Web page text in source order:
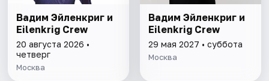
Вадим Эйленкриг и
Eilenkrig Crew
20 августа 2026 •
четверг
Москва
Вадим Эйленкриг и
Eilenkrig Crew
29 мая 2027 • суббота
Москва